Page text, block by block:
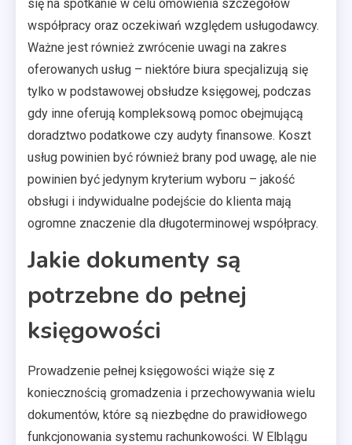
się na spotkanie w celu omówienia szczegółów
współpracy oraz oczekiwań względem usługodawcy.
Ważne jest również zwrócenie uwagi na zakres
oferowanych usług – niektóre biura specjalizują się
tylko w podstawowej obsłudze księgowej, podczas
gdy inne oferują kompleksową pomoc obejmującą
doradztwo podatkowe czy audyty finansowe. Koszt
usług powinien być również brany pod uwagę, ale nie
powinien być jedynym kryterium wyboru – jakość
obsługi i indywidualne podejście do klienta mają
ogromne znaczenie dla długoterminowej współpracy.
Jakie dokumenty są
potrzebne do pełnej
księgowości
Prowadzenie pełnej księgowości wiąże się z
koniecznością gromadzenia i przechowywania wielu
dokumentów, które są niezbędne do prawidłowego
funkcjonowania systemu rachunkowości. W Elblągu